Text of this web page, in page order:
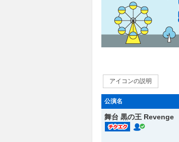
アイコンの説明
公演名
舞台 黒の王 Revenge